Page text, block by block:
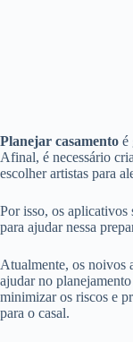
Planejar casamento é
Afinal, é necessário
escolher artistas para
Por isso, os aplicativos
para ajudar nessa
Atualmente, os noivos
ajudar no
minimizar os riscos e
para o casal.